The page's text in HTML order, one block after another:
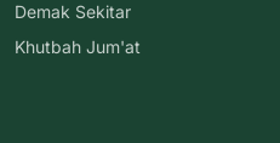
Demak Sekitar
Khutbah Jum'at